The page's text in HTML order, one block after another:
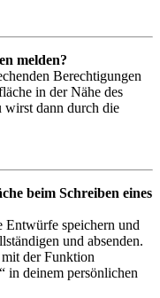
melden?
Berechtigungen
in der Nähe des
wirst dann durch die
beim Schreiben eines
Entwürfe speichern und
und absenden.
der Funktion
in deinem persönlichen